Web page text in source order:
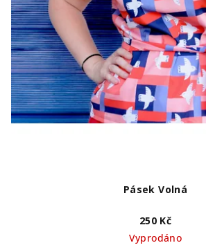
Pásek Volná
250 Kč
Vyprodáno